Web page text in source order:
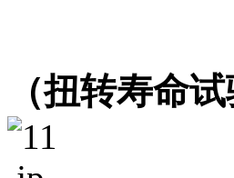
（扭转寿命